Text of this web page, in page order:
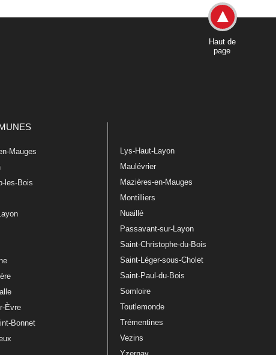
Haut de
page
Mauges
les-Bois
Èvre
Bonnet
Lys-Haut-Layon
Maulévrier
Mazières-en-Mauges
Montilliers
Nuaillé
Passavant-sur-Layon
Saint-Christophe-du-Bois
Saint-Léger-sous-Cholet
Saint-Paul-du-Bois
Somloire
Toutlemonde
Trémentines
Vezins